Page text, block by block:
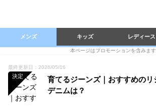
メンズ キッズ レディース
本ページはプロモーションを含みます
最終更新日：2026/05/16
決定
育てるジーンズ｜おすすめのリ
デニムは？